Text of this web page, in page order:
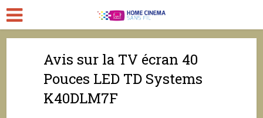
Avis sur la TV écran 40
Pouces LED TD Systems
K40DLM7F